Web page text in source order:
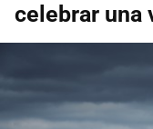
celebrar una